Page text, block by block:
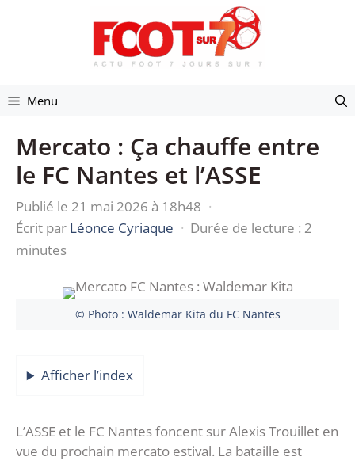
Menu
Mercato : Ça chauffe entre
le FC Nantes et l’ASSE
Publié le 21 mai 2026 à 18h48 ·
Écrit par Léonce Cyriaque · Durée de lecture : 2
minutes
© Photo : Waldemar Kita du FC Nantes
Afficher l’index
L’ASSE et le FC Nantes foncent sur Alexis Trouillet en
vue du prochain mercato estival. La bataille est